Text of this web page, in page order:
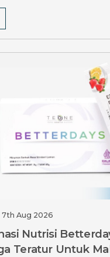
7th Aug 2026
Nutrisi
Teratur Untuk